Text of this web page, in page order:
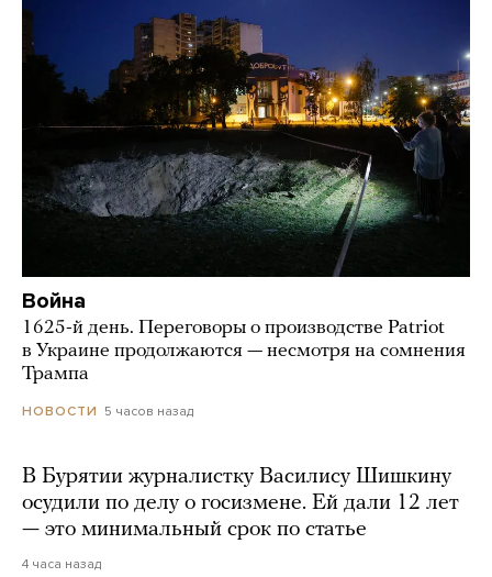
Война
1625-й день. Переговоры о производстве Patriot
в Украине продолжаются — несмотря на сомнения
Трампа
НОВОСТИ 5 часов назад
В Бурятии журналистку Василису Шишкину
осудили по делу о госизмене. Ей дали 12 лет
— это минимальный срок по статье
4 часа назад